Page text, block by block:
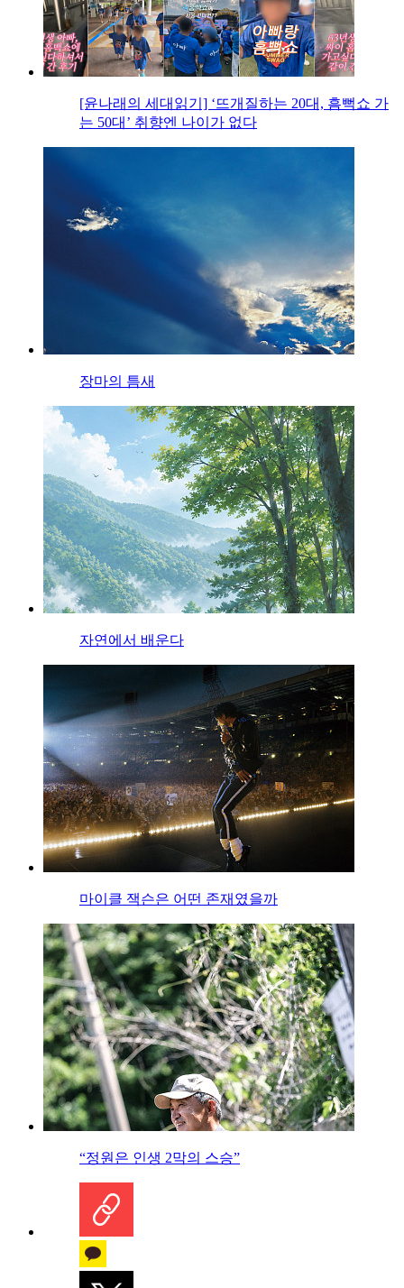
[윤나래의 세대읽기] ‘뜨개질하는 20대, 흠뻑쇼 가
는 50대’ 취향엔 나이가 없다
장마의 틈새
자연에서 배운다
마이클 잭슨은 어떤 존재였을까
“정원은 인생 2막의 스승”